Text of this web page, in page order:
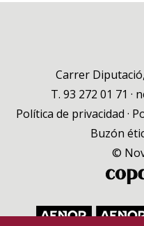
Carrer
T. 93 272 01 71 ·
Política de privacidad ·
Buzón
©